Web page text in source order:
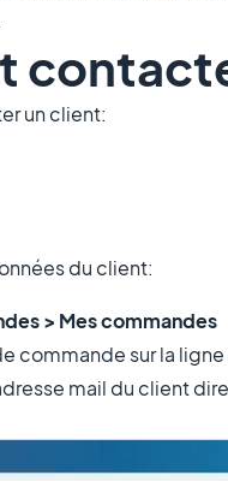
un client:
du client:
> Mes commandes
commande sur la
mail du client